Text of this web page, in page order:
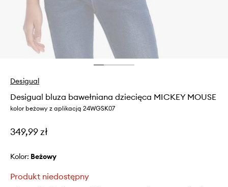
Desigual
Desigual bluza bawełniana dziecięca MICKEY MOUSE
kolor beżowy z aplikacją 24WGSK07
349,99 zł
Kolor: beżowy
Produkt niedostępny